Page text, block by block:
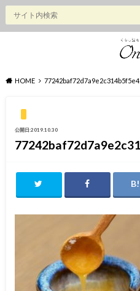
HOME
公開日:2019.10.30